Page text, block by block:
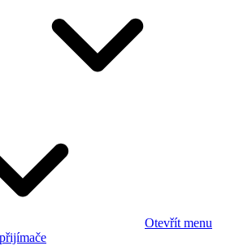
Otevřít menu